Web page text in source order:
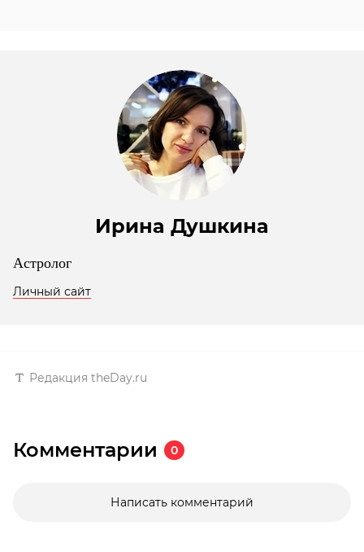
Ирина Душкина
Астролог
Личный сайт
Редакция theDay.ru
Комментарии 0
Написать комментарий